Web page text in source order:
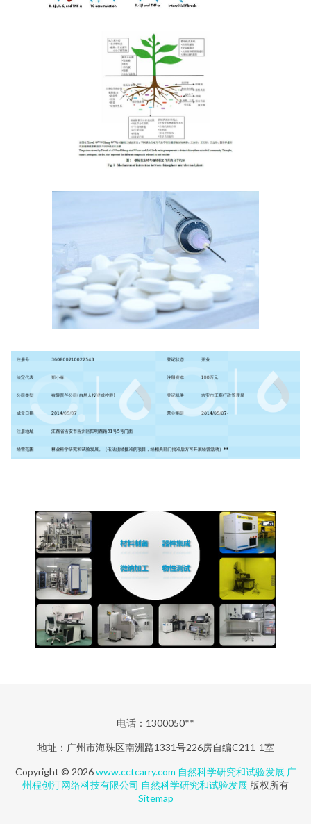
电话：1300050**
地址：广州市海珠区南洲路1331号226房自编C211-1室
Copyright © 2026www.cctcarry.com 自然科学研究和试验发展 广
州程创汀网络科技有限公司 自然科学研究和试验发展 版权所有
Sitemap